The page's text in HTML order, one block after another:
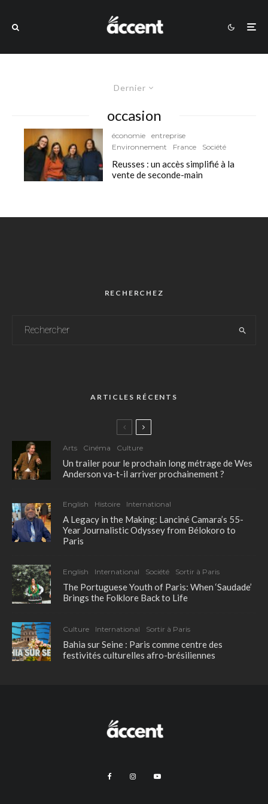
Dernier
occasion
économie
entreprise
Environnement
France Société
Reusses : un accès simplifié à la
vente de seconde-main
RECHERCHEZ
ARTICLES RÉCENTS
Arts Cinéma Culture
Un trailer pour le prochain long métrage de Wes
Anderson va-t-il arriver prochainement ?
English Histoire International
A Legacy in the Making: Lanciné Camara’s 55-
Year Journalistic Odyssey from Bélokoro to
Paris
English International Société Sortir à Paris
The Portuguese Youth of Paris: When ‘Saudade’
Brings the Folklore Back to Life
Culture International Sortir à Paris
Bahia sur Seine : Paris comme centre des
festivités culturelles afro-brésiliennes